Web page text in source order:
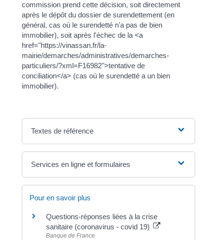
commission prend cette décision, soit directement
après le dépôt du dossier de surendettement (en
général, cas où le surendetté n'a pas de bien
immobilier), soit après l'échec de la <a
href="https://vinassan.fr/la-
mairie/demarches/administratives/demarches-
particuliers/?xml=F16982">tentative de
conciliation</a> (cas où le surendetté a un bien
immobilier).
Textes de référence
Services en ligne et formulaires
Pour en savoir plus
Questions-réponses liées à la crise
sanitaire (coronavirus - covid 19)
Banque de France